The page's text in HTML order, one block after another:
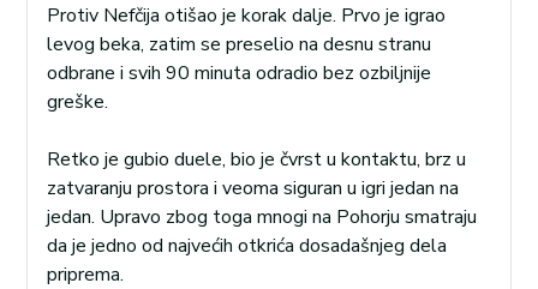
Protiv Nefčija otišao je korak dalje. Prvo je igrao
levog beka, zatim se preselio na desnu stranu
odbrane i svih 90 minuta odradio bez ozbiljnije
greške.
Retko je gubio duele, bio je čvrst u kontaktu, brz u
zatvaranju prostora i veoma siguran u igri jedan na
jedan. Upravo zbog toga mnogi na Pohorju smatraju
da je jedno od najvećih otkrića dosadašnjeg dela
priprema.